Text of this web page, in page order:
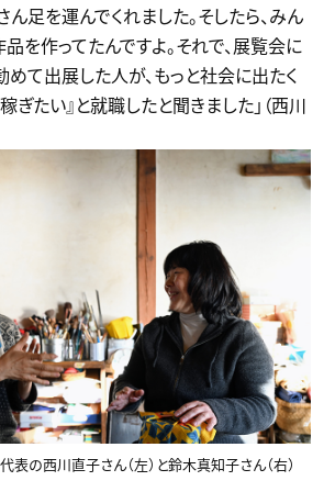
ん足を運んでくれました。そしたら、みん
を作ってたんですよ。それで、展覧会に
めて出展した人が、もっと社会に出たく
ぎたい』と就職したと聞きました」（西川
表の西川直子さん（左）と鈴木真知子さん（右）